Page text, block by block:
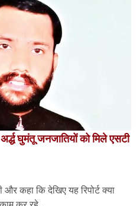
घुमंतू जनजातियों को मिले एसटी
और कहा कि देखिए यह रिपोर्ट क्या